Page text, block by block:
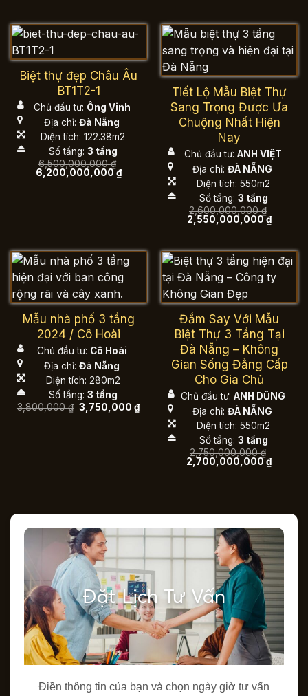
420,000,000 ₫.
Biệt thự đẹp Châu Âu
BT1T2-1
Chủ đầu tư: Ông Vinh
Địa chỉ: Đà Nẵng
Diện tích: 122.38m2
Số tầng: 3 tầng
6,500,000,000₫
Giá
gốc
6,200,000,000₫Giá
hiện
6,200,000,000 ₫.
Tiết Lộ Mẫu Biệt Thự
Sang Trọng Được Ưa
Chuộng Nhất Hiện
Nay
Chủ đầu tư: ANH VIỆT
Địa chỉ: ĐÀ NẴNG
Diện tích: 550m2
Số tầng: 3 tầng
2,600,000,000₫
Giá
gốc
2,550,000,000₫Giá
hiện
Mẫu nhà phố 3 tầng
2024 / Cô Hoài
Chủ đầu tư: Cô Hoài
Địa chỉ: Đà Nẵng
Diện tích: 280m2
Số tầng: 3 tầng
3,800,000₫ Giá
gốc
3,750,000₫Giá
3,750,000 ₫.
Đắm Say Với Mẫu
Biệt Thự 3 Tầng Tại
Đà Nẵng – Không
Gian Sống Đẳng Cấp
Cho Gia Chủ
Chủ đầu tư: ANH DŨNG
Địa chỉ: ĐÀ NẴNG
Diện tích: 550m2
Số tầng: 3 tầng
2,750,000,000₫
Giá
gốc
2,700,000,000₫Giá
Đặt Lịch Tư Vấn
Điền thông tin của bạn và chọn ngày giờ tư vấn